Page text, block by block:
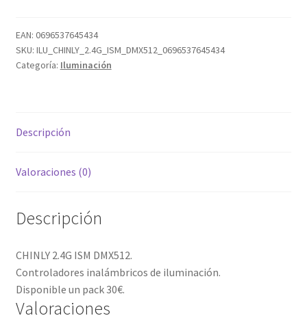
controladores
inalámbricos
de
EAN: 0696537645434
SKU: ILU_CHINLY_2.4G_ISM_DMX512_0696537645434
Categoría: Iluminación
Descripción
Valoraciones (0)
Descripción
CHINLY 2.4G ISM DMX512.
Controladores inalámbricos de iluminación.
Disponible un pack 30€.
Valoraciones